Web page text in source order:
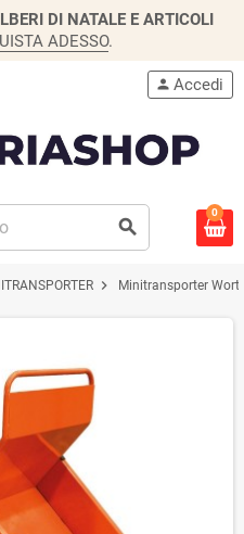
DI NATALE E ARTICOLI
ADESSO.
search
person Accedi
0
chevron_right Minitransporter